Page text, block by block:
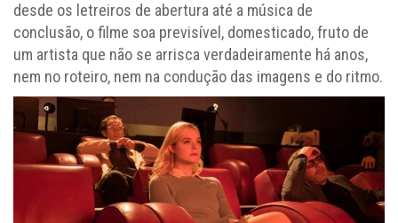
desde os letreiros de abertura até a música de
conclusão, o filme soa previsível, domesticado, fruto de
um artista que não se arrisca verdadeiramente há anos,
nem no roteiro, nem na condução das imagens e do ritmo.